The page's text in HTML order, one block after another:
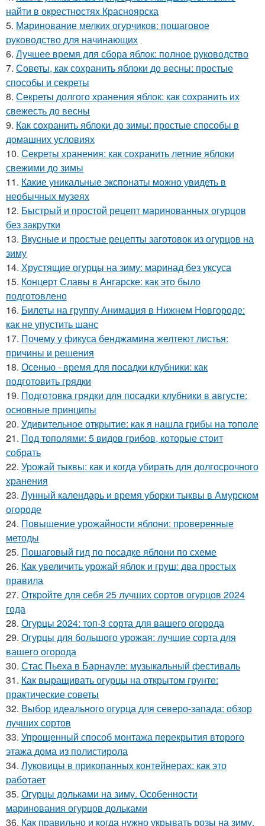
найти в окрестностях Красноярска
5. Маринование мелких огурчиков: пошаговое
руководство для начинающих
6. Лучшее время для сбора яблок: полное руководство
7. Советы, как сохранить яблоки до весны: простые
способы и секреты
8. Секреты долгого хранения яблок: как сохранить их
свежесть до весны
9. Как сохранить яблоки до зимы: простые способы в
домашних условиях
10. Секреты хранения: как сохранить летние яблоки
свежими до зимы
11. Какие уникальные экспонаты можно увидеть в
необычных музеях
12. Быстрый и простой рецепт маринованных огурцов
без закрутки
13. Вкусные и простые рецепты заготовок из огурцов на
зиму
14. Хрустящие огурцы на зиму: маринад без уксуса
15. Концерт Славы в Ангарске: как это было
подготовлено
16. Билеты на группу Анимация в Нижнем Новгороде:
как не упустить шанс
17. Почему у фикуса бенджамина желтеют листья:
причины и решения
18. Осенью - время для посадки клубники: как
подготовить грядки
19. Подготовка грядки для посадки клубники в августе:
основные принципы
20. Удивительное открытие: как я нашла грибы на тополе
21. Под тополями: 5 видов грибов, которые стоит
собрать
22. Урожай тыквы: как и когда убирать для долгосрочного
хранения
23. Лунный календарь и время уборки тыквы в Амурском
огороде
24. Повышение урожайности яблони: проверенные
методы
25. Пошаговый гид по посадке яблони по схеме
26. Как увеличить урожай яблок и груш: два простых
правила
27. Откройте для себя 25 лучших сортов огурцов 2024
года
28. Огурцы 2024: топ-3 сорта для вашего огорода
29. Огурцы для большого урожая: лучшие сорта для
вашего огорода
30. Стас Пьеха в Барнауле: музыкальный фестиваль
31. Как выращивать огурцы на открытом грунте:
практические советы
32. Выбор идеального огурца для северо-запада: обзор
лучших сортов
33. Упрощенный способ монтажа перекрытия второго
этажа дома из полистирола
34. Луковицы в прикопанных контейнерах: как это
работает
35. Огурцы дольками на зиму. Особенности
маринования огурцов дольками
36. Как правильно и когда нужно укрывать розы на зиму.